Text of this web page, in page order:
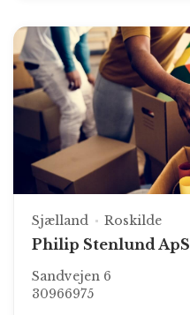
Sjælland Roskilde
Philip Stenlund ApS
Sandvejen 6
30966975